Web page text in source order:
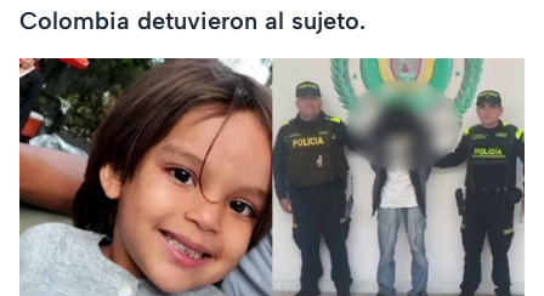
Colombia detuvieron al sujeto.